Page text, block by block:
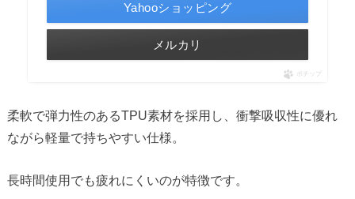
Yahooショッピング
メルカリ
ポチップ
柔軟で弾力性のあるTPU素材を採用し、衝撃吸収性に優れ
ながら軽量で持ちやすい仕様。
長時間使用でも疲れにくいのが特徴です。